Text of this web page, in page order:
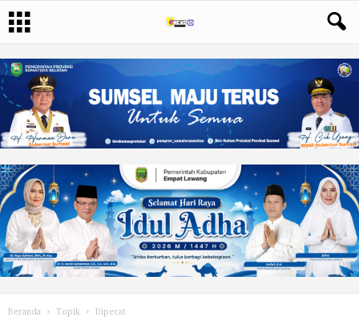
Beranda Topik Dipecat